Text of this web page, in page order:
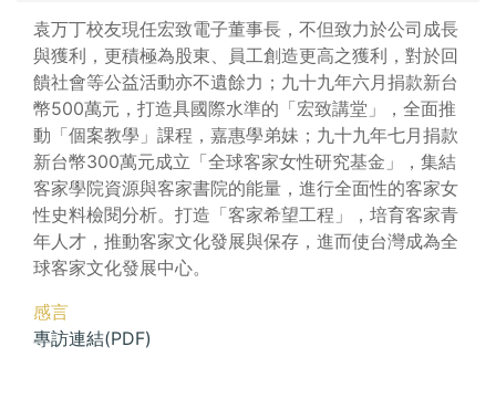
袁万丁校友現任宏致電子董事長，不但致力於公司成長
與獲利，更積極為股東、員工創造更高之獲利，對於回
饋社會等公益活動亦不遺餘力；九十九年六月捐款新台
幣500萬元，打造具國際水準的「宏致講堂」，全面推
動「個案教學」課程，嘉惠學弟妹；九十九年七月捐款
新台幣300萬元成立「全球客家女性研究基金」，集結
客家學院資源與客家書院的能量，進行全面性的客家女
性史料檢閱分析。打造「客家希望工程」，培育客家青
年人才，推動客家文化發展與保存，進而使台灣成為全
球客家文化發展中心。
感言
專訪連結(PDF)